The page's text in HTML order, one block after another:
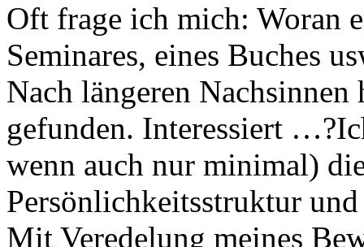
Oft frage ich mich: Woran
Seminares, eines Buches
Nach längeren
gefunden. Interessiert …?
wenn auch nur minimal)
Persönlichkeitsstruktur
Mit Veredelung meines